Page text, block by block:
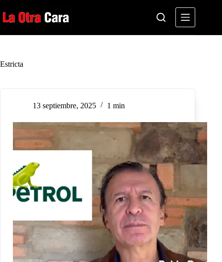
al
contenido
Estricta
13 septiembre, 2025 1 min